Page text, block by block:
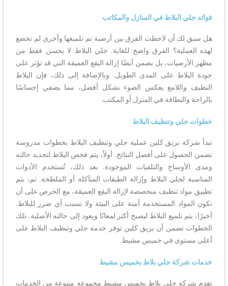
فوائد جلي البلاط في المنازل والمكاتب
هل سبق لك أن لاحظت الفرق بين أرضية تم تلميعها وأخرى لم تخضع
لهذه العملية؟ الفرق واضح للغاية. جلي البلاط لا يحسن فقط من
مظهر الأرضيات، بل يضمن أيضًا إزالة البقع العميقة التي قد تؤثر على
جودة البلاط على المدى الطويل. وبالإضافة إلى ذلك، فإن البلاط
النظيف واللامع يعكس الضوء بشكل أفضل، مما يضفي إحساسًا
بالراحة والنظافة في المنزل أو المكتب.
خطوات جلي وتنظيف البلاط
تبدأ شركة بريق كلين عملية جلي وتنظيف البلاط بخطوات مدروسة
تضمن الحصول على أفضل النتائج. أولاً، يتم فحص البلاط لتحديد حالته
ومدى الأوساخ والتلفيات الموجودة. بعد ذلك، تُستخدم الأدوات
المناسبة لجلي البلاط وإزالة الطبقات المتآكلة أو الملطخة. ثم، يتم
تطبيق مواد تنظيف متخصصة لإزالة البقع العميقة، مع الحرص على أن
تكون المواد المستخدمة آمنة على البيئة ولا تسبب أي ضرر للبلاط.
أخيرًا، يتم تلميع البلاط ليصبح أكثر لمعانًا ويعود إلى حالته الأصلية. تلك
الخطوات تضمن أن بريق كلين توفر خدمة جلي وتنظيف البلاط على
أعلى مستوى في خميس مشيط.
خدمات شركة جلي بلاط بخميس مشيط
تقدم شركة جلي بلاط بخميس مشيط مجموعة متنوعة من الخدمات